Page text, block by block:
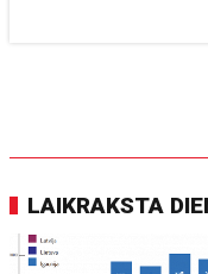
LAIKRAKSTA